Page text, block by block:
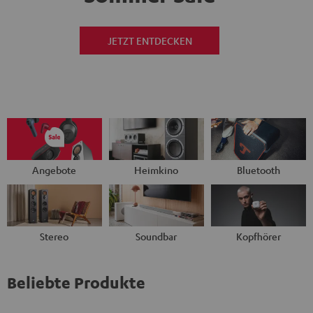
JETZT ENTDECKEN
Angebote Heimkino Bluetooth
Stereo Soundbar Kopfhörer
Beliebte Produkte